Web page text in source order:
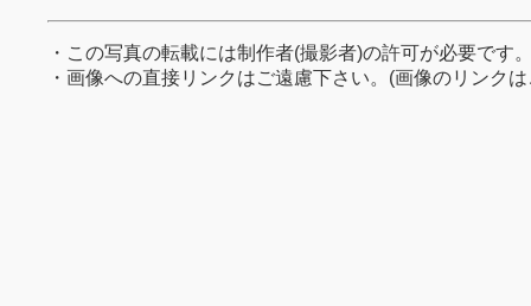
・この写真の転載には制作者(撮影者)の許可が必要です
・画像への直接リンクはご遠慮下さい。(画像のリンク